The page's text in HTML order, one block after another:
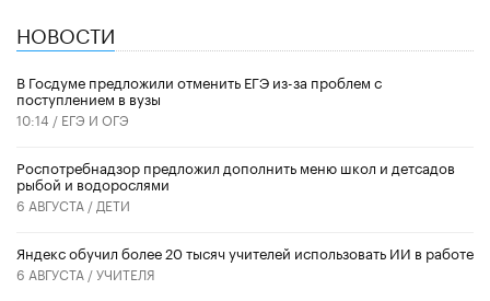
НОВОСТИ
В Госдуме предложили отменить ЕГЭ из-за проблем с
поступлением в вузы
10:14 / ЕГЭ И ОГЭ
Роспотребнадзор предложил дополнить меню школ и детсадов
рыбой и водорослями
6 АВГУСТА / ДЕТИ
​Яндекс обучил более 20 тысяч учителей использовать ИИ в работе
6 АВГУСТА /УЧИТЕЛЯ